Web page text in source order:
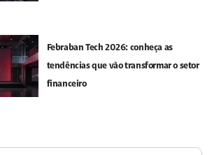
Febraban Tech 2026: conheça as
tendências que vão transformar o setor
financeiro